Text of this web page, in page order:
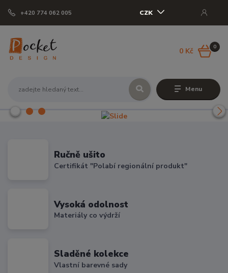
Menu
+420 774 062 005 CZK
0
0 Kč
Ručně ušito
Certifikát "Polabí regionální produkt"
Vysoká odolnost
Materiály co výdrží
Sladěné kolekce
Vlastní barevné sady